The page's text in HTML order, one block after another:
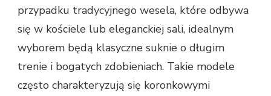
przypadku tradycyjnego wesela, które odbywa
się w kościele lub eleganckiej sali, idealnym
wyborem będą klasyczne suknie o długim
trenie i bogatych zdobieniach. Takie modele
często charakteryzują się koronkowymi